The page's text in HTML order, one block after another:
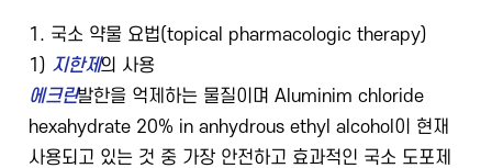
1. 국소 약물 요법(topical pharmacologic therapy)
1) 지한제의 사용
에크린발한을 억제하는 물질이며 Aluminim chloride
hexahydrate 20% in anhydrous ethyl alcohol이 현재
사용되고 있는 것 중 가장 안전하고 효과적인 국소 도포제